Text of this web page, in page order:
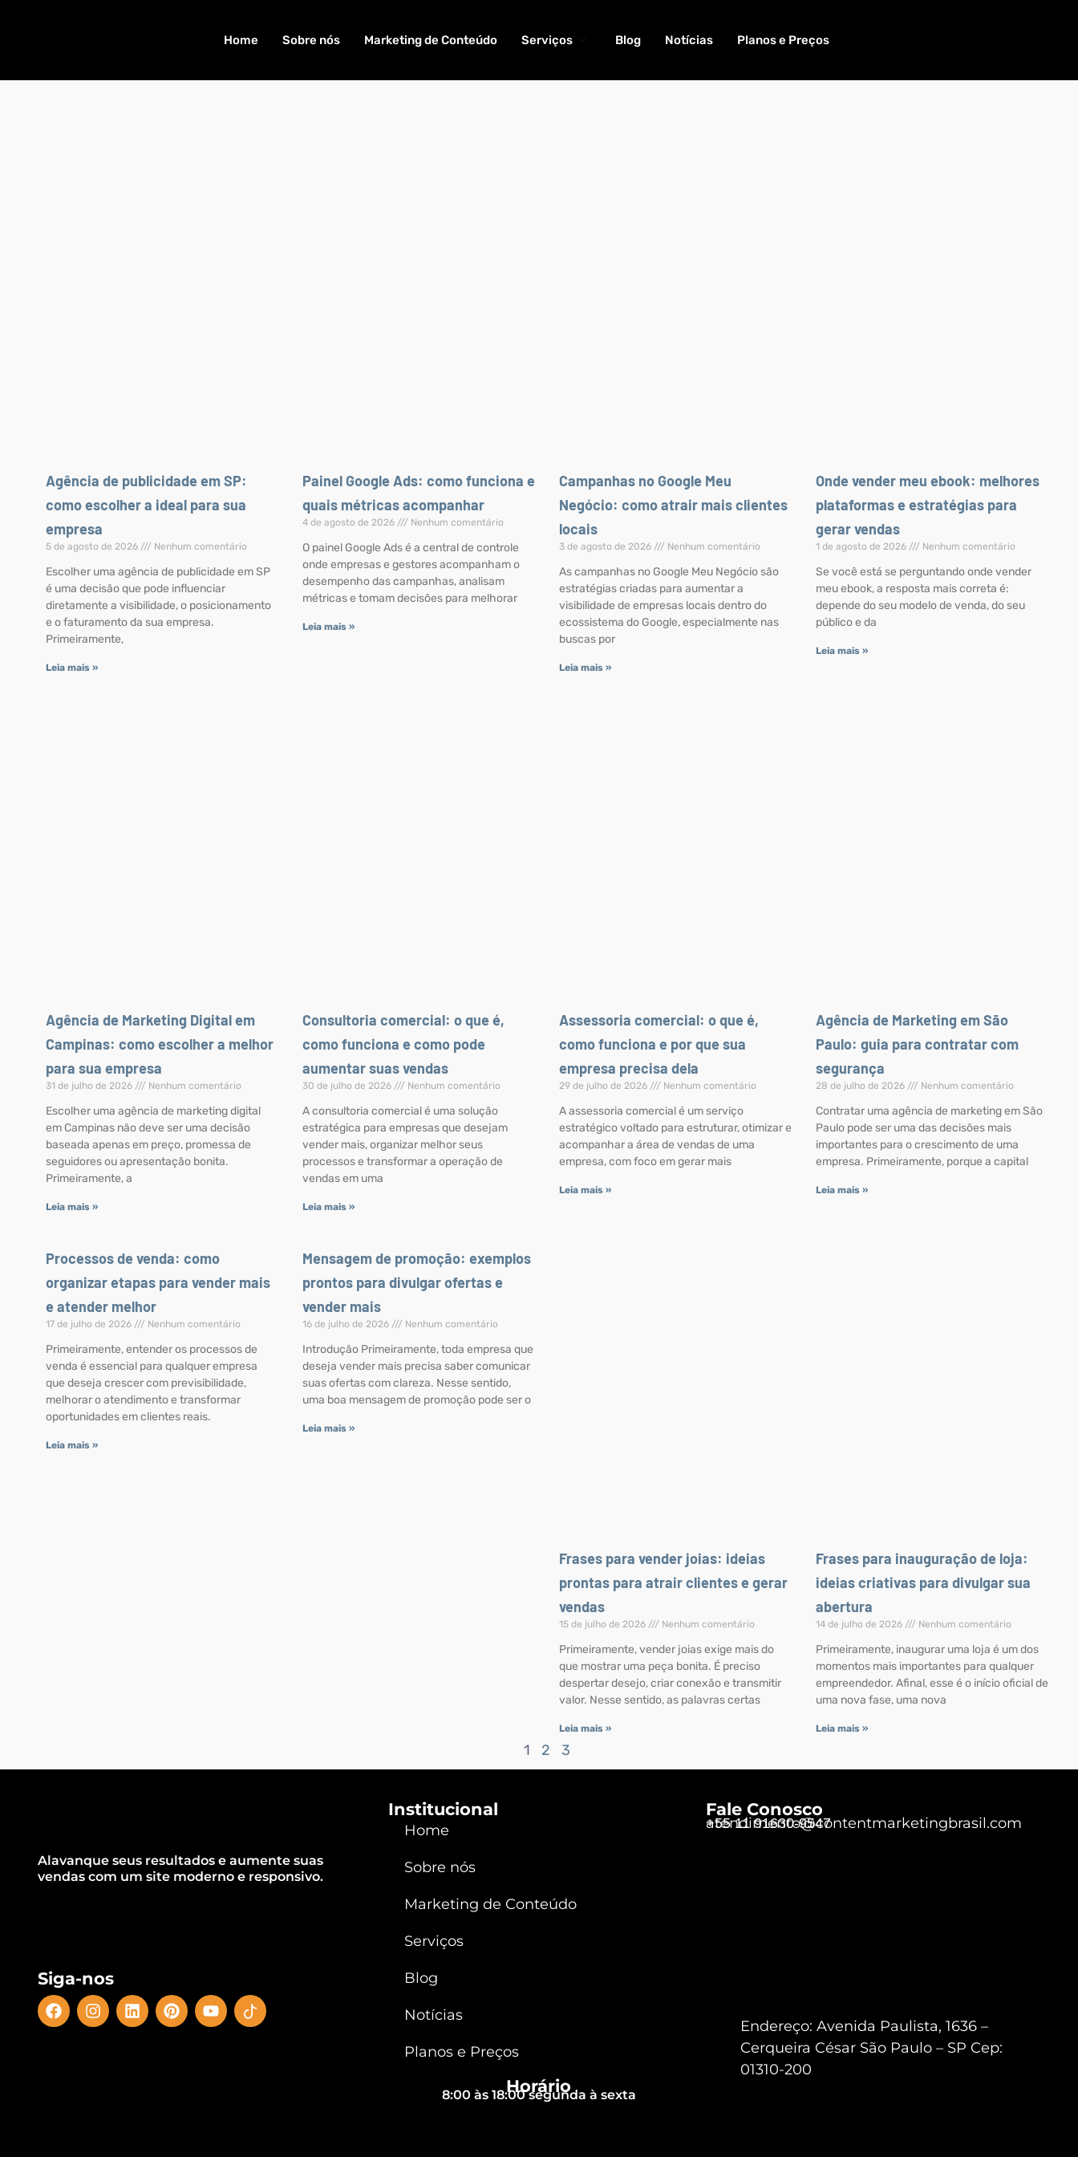
Home Sobre nós Marketing de Conteúdo Serviços Blog Notícias Planos e Preços
Agência de publicidade em SP:
como escolher a ideal para sua
empresa
5 de agosto de 2026 Nenhum comentário
Escolher uma agência de publicidade em SP
é uma decisão que pode influenciar
diretamente a visibilidade, o posicionamento
e o faturamento da sua empresa.
Primeiramente,
Leia mais »
Painel Google Ads: como funciona e
quais métricas acompanhar
4 de agosto de 2026 Nenhum comentário
O painel Google Ads é a central de controle
onde empresas e gestores acompanham o
desempenho das campanhas, analisam
métricas e tomam decisões para melhorar
Leia mais »
Campanhas no Google Meu
Negócio: como atrair mais clientes
locais
3 de agosto de 2026 Nenhum comentário
As campanhas no Google Meu Negócio são
estratégias criadas para aumentar a
visibilidade de empresas locais dentro do
ecossistema do Google, especialmente nas
buscas por
Leia mais »
Onde vender meu ebook: melhores
plataformas e estratégias para
gerar vendas
1 de agosto de 2026 Nenhum comentário
Se você está se perguntando onde vender
meu ebook, a resposta mais correta é:
depende do seu modelo de venda, do seu
público e da
Leia mais »
Agência de Marketing Digital em
Campinas: como escolher a melhor
para sua empresa
31 de julho de 2026 Nenhum comentário
Escolher uma agência de marketing digital
em Campinas não deve ser uma decisão
baseada apenas em preço, promessa de
seguidores ou apresentação bonita.
Primeiramente, a
Leia mais »
Consultoria comercial: o que é,
como funciona e como pode
aumentar suas vendas
30 de julho de 2026 Nenhum comentário
A consultoria comercial é uma solução
estratégica para empresas que desejam
vender mais, organizar melhor seus
processos e transformar a operação de
vendas em uma
Leia mais »
Assessoria comercial: o que é,
como funciona e por que sua
empresa precisa dela
29 de julho de 2026 Nenhum comentário
A assessoria comercial é um serviço
estratégico voltado para estruturar, otimizar e
acompanhar a área de vendas de uma
empresa, com foco em gerar mais
Leia mais »
Agência de Marketing em São
Paulo: guia para contratar com
segurança
28 de julho de 2026 Nenhum comentário
Contratar uma agência de marketing em São
Paulo pode ser uma das decisões mais
importantes para o crescimento de uma
empresa. Primeiramente, porque a capital
Leia mais »
Processos de venda: como
organizar etapas para vender mais
e atender melhor
17 de julho de 2026 Nenhum comentário
Primeiramente, entender os processos de
venda é essencial para qualquer empresa
que deseja crescer com previsibilidade,
melhorar o atendimento e transformar
oportunidades em clientes reais.
Leia mais »
Mensagem de promoção: exemplos
prontos para divulgar ofertas e
vender mais
16 de julho de 2026 Nenhum comentário
Introdução Primeiramente, toda empresa que
deseja vender mais precisa saber comunicar
suas ofertas com clareza. Nesse sentido,
uma boa mensagem de promoção pode ser o
Leia mais »
Frases para vender joias: ideias
prontas para atrair clientes e gerar
vendas
15 de julho de 2026 Nenhum comentário
Primeiramente, vender joias exige mais do
que mostrar uma peça bonita. É preciso
despertar desejo, criar conexão e transmitir
valor. Nesse sentido, as palavras certas
Leia mais »
Frases para inauguração de loja:
ideias criativas para divulgar sua
abertura
14 de julho de 2026 Nenhum comentário
Primeiramente, inaugurar uma loja é um dos
momentos mais importantes para qualquer
empreendedor. Afinal, esse é o início oficial de
uma nova fase, uma nova
Leia mais »
1 2 3
Alavanque seus resultados e aumente suas
vendas com um site moderno e responsivo.
Siga-nos
Institucional
Home
Sobre nós
Marketing de Conteúdo
Serviços
Blog
Notícias
Planos e Preços
Horário
8:00 às 18:00 segunda à sexta
Fale Conosco
+55 11 91630-9547
atendimento@contentmarketingbrasil.com
Endereço: Avenida Paulista, 1636 –
Cerqueira César São Paulo – SP Cep:
01310-200